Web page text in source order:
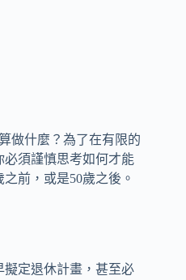
做什麼？為了在有限的
須謹慎思考如何才能
前，或是50歲之後。
定退休計畫，甚至必